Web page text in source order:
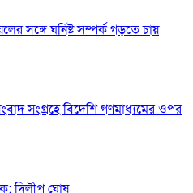
সঙ্গে ঘনিষ্ট সম্পর্ক গড়তে চায়
সংগ্রহে বিদেশি গণমাধ্যমের ওপর
দিলীপ ঘোষ